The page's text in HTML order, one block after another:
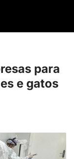
para
e gatos